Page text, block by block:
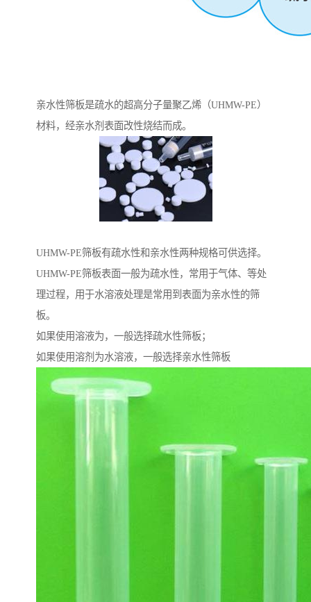
亲水性筛板是疏水的超高分子量聚乙烯（UHMW-PE）
材料，经亲水剂表面改性烧结而成。
UHMW-PE筛板有疏水性和亲水性两种规格可供选择。
UHMW-PE筛板表面一般为疏水性，常用于气体、等处
理过程，用于水溶液处理是常用到表面为亲水性的筛
板。
如果使用溶液为，一般选择疏水性筛板；
如果使用溶剂为水溶液，一般选择亲水性筛板